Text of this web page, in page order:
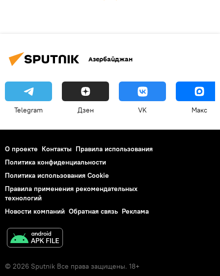
Азербайджан
Telegram Дзен VK Макс
О проекте Контакты Правила использования
Политика конфиденциальности
Политика использования Cookie
Правила применения рекомендательных
технологий
Новости компаний Обратная связь Реклама
© 2026 Sputnik Все права защищены. 18+